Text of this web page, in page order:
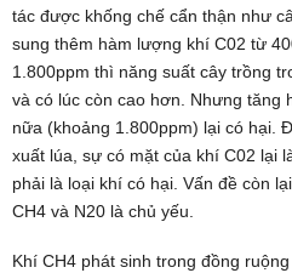
tác được khống chế cẩn thận như
sung thêm hàm lượng khí C02 từ
1.800ppm thì năng suất cây trồng
và có lúc còn cao hơn. Nhưng tăng
nữa (khoảng 1.800ppm) lại có hại.
xuất lúa, sự có mặt của khí C02 lại
phải là loại khí có hại. Vấn đề còn
CH4 và N20 là chủ yếu.
Khí CH4 phát sinh trong đồng